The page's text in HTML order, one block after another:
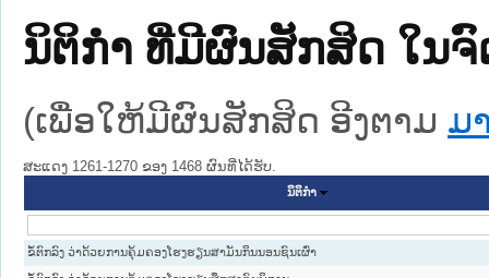
ນິຕິກໍາ ທີ່ມີຜົນສັກສິດ ໃນ
(ເພື່ອໃຫ້ມີຜົນສັກສິດ ອີງຕາມ ມ
ສະແດງ 1261-1270 ຂອງ 1468 ຜົນທີ່ໄດ້ຮັບ.
ນິຕິກໍາ
ຂໍ້ຕົກລົງ ວ່າດ້ວຍການຄຸ້ມຄອງໂຮງຮຽນສາມັນກິນນອນຊົນເຜົ່າ